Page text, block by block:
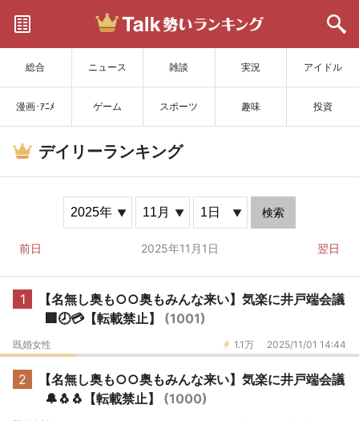
総合 ニュース 雑談 実況 アイドル
漫画･ｱﾆﾒ ゲーム スポーツ 趣味 投資
サイトを更新
デイリーランキング
検索
前日 2025年11月1日 翌日
1
【名無し奥も○○奥もみんな来い】気楽に井戸端会議
🏢🕗️💳️【転載禁止】 (1001)
1.1万 2025/11/01 14:44
既婚女性
2
【名無し奥も○○奥もみんな来い】気楽に井戸端会議
🔔🐧🐧【転載禁止】 (1000)